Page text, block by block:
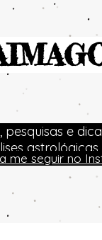
pesquisas e
me seguir no